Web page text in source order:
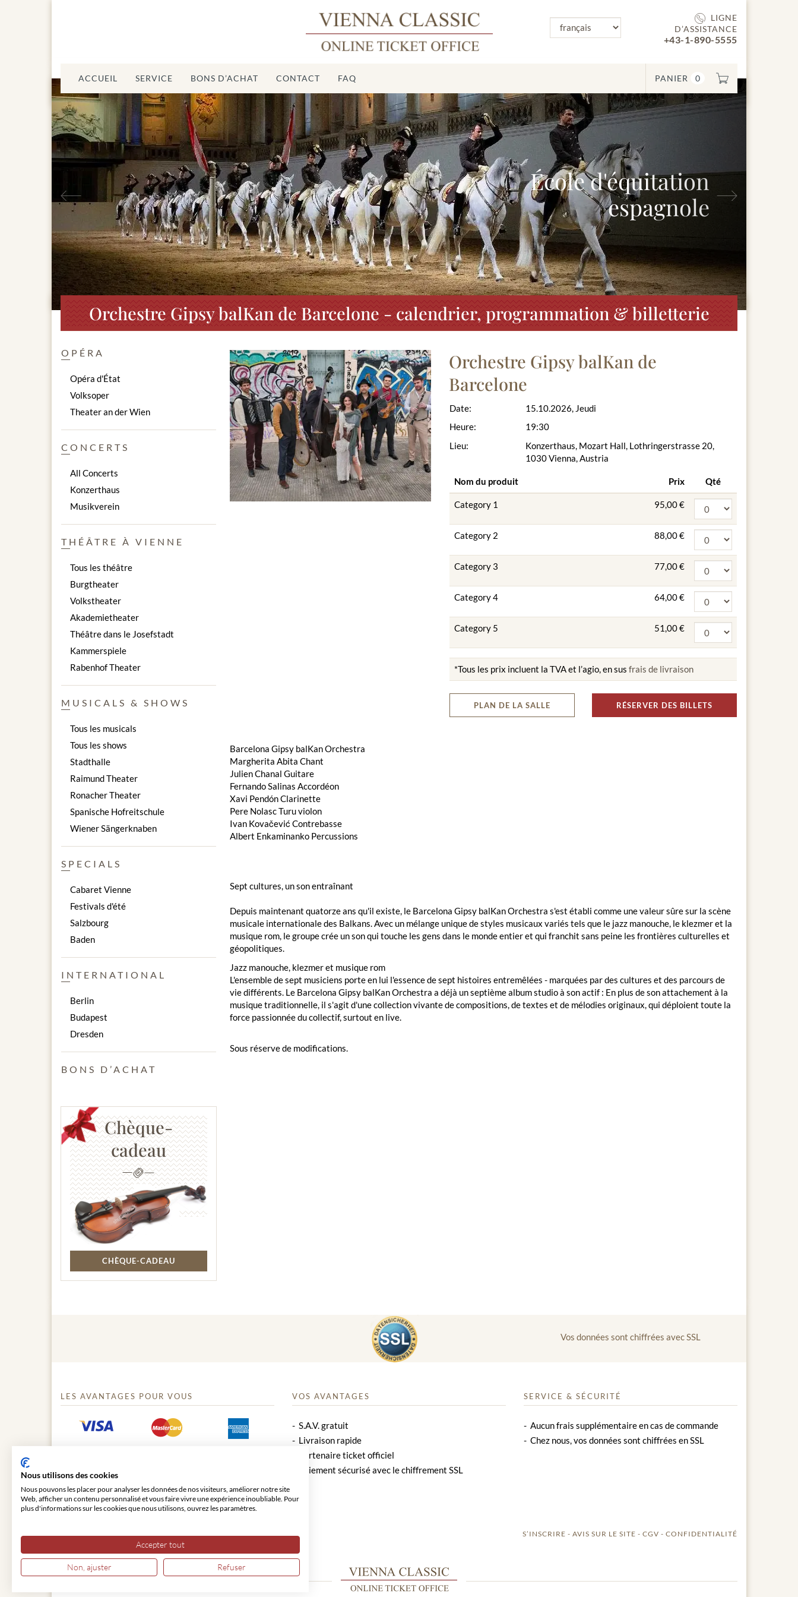
LIGNE
D’ASSISTANCE
+43-1-890-5555
PANIER 0
ACCUEIL SERVICE BONS D’ACHAT CONTACT FAQ
École d'équitation
espagnole
Précédent
Orchestre Gipsy balKan de Barcelone - calendrier, programmation & billetterie
Orchestre Gipsy balKan de
Barcelone
Date:
Heure:
Lieu:
15.10.2026, Jeudi
19:30
Konzerthaus, Mozart Hall, Lothringerstrasse 20,
1030 Vienna, Austria
Nom du produit Prix Qté
Category 1 95,00 €
Category 2 88,00 €
Category 3 77,00 €
Category 4 64,00 €
Category 5 51,00 €
*Tous les prix incluent la TVA et l’agio, en sus frais de livraison
PLAN DE LA SALLE RÉSERVER DES BILLETS
Barcelona Gipsy balKan Orchestra
Margherita Abita Chant
Julien Chanal Guitare
Fernando Salinas Accordéon
Xavi Pendón Clarinette
Pere Nolasc Turu violon
Ivan Kovačević Contrebasse
Albert Enkaminanko Percussions
Sept cultures, un son entraînant
Depuis maintenant quatorze ans qu'il existe, le Barcelona Gipsy balKan Orchestra s'est établi comme une valeur sûre sur la scène
musicale internationale des Balkans. Avec un mélange unique de styles musicaux variés tels que le jazz manouche, le klezmer et la
musique rom, le groupe crée un son qui touche les gens dans le monde entier et qui franchit sans peine les frontières culturelles et
géopolitiques.
Jazz manouche, klezmer et musique rom
L'ensemble de sept musiciens porte en lui l'essence de sept histoires entremêlées - marquées par des cultures et des parcours de
vie différents. Le Barcelona Gipsy balKan Orchestra a déjà un septième album studio à son actif : En plus de son attachement à la
musique traditionnelle, il s'agit d'une collection vivante de compositions, de textes et de mélodies originaux, qui déploient toute la
force passionnée du collectif, surtout en live.
Sous réserve de modifications.
OPÉRA
Opéra d'État
Volksoper
Theater an der Wien
CONCERTS
All Concerts
Konzerthaus
Musikverein
THÉÂTRE À VIENNE
Tous les théâtre
Burgtheater
Volkstheater
Akademietheater
Théâtre dans le Josefstadt
Kammerspiele
Rabenhof Theater
MUSICALS & SHOWS
Tous les musicals
Tous les shows
Stadthalle
Raimund Theater
Ronacher Theater
Spanische Hofreitschule
Wiener Sängerknaben
SPECIALS
Cabaret Vienne
Festivals d'été
Salzbourg
Baden
INTERNATIONAL
Berlin
Budapest
Dresden
BONS D’ACHAT
Chèque-
cadeau
CHÈQUE-CADEAU
Vos données sont chiffrées avec SSL
LES AVANTAGES POUR VOUS VOS AVANTAGES
S.A.V. gratuit
Livraison rapide
Partenaire ticket officiel
Paiement sécurisé avec le chiffrement SSL
SERVICE & SÉCURITÉ
Aucun frais supplémentaire en cas de commande
Chez nous, vos données sont chiffrées en SSL
S’INSCRIRE AVIS SUR LE SITE CGV CONFIDENTIALITÉ
Nous utilisons des cookies
Nous pouvons les placer pour analyser les données de nos visiteurs, améliorer notre site
Web, afficher un contenu personnalisé et vous faire vivre une expérience inoubliable. Pour
plus d'informations sur les cookies que nous utilisons, ouvrez les paramètres.
Accepter tout
Non, ajuster Refuser